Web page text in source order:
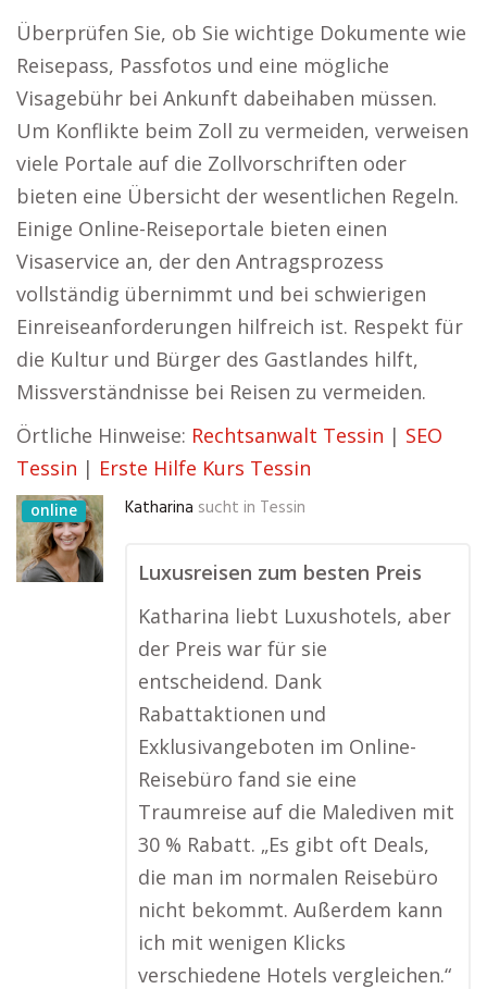
Überprüfen Sie, ob Sie wichtige Dokumente wie
Reisepass, Passfotos und eine mögliche
Visagebühr bei Ankunft dabeihaben müssen.
Um Konflikte beim Zoll zu vermeiden, verweisen
viele Portale auf die Zollvorschriften oder
bieten eine Übersicht der wesentlichen Regeln.
Einige Online-Reiseportale bieten einen
Visaservice an, der den Antragsprozess
vollständig übernimmt und bei schwierigen
Einreiseanforderungen hilfreich ist. Respekt für
die Kultur und Bürger des Gastlandes hilft,
Missverständnisse bei Reisen zu vermeiden.
Örtliche Hinweise: Rechtsanwalt Tessin | SEO
Tessin | Erste Hilfe Kurs Tessin
online Katharina sucht in Tessin
Luxusreisen zum besten Preis
Katharina liebt Luxushotels, aber
der Preis war für sie
entscheidend. Dank
Rabattaktionen und
Exklusivangeboten im Online-
Reisebüro fand sie eine
Traumreise auf die Malediven mit
30 % Rabatt. „Es gibt oft Deals,
die man im normalen Reisebüro
nicht bekommt. Außerdem kann
ich mit wenigen Klicks
verschiedene Hotels vergleichen.“